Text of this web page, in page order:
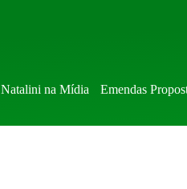
Natalini na Mídia
Emendas